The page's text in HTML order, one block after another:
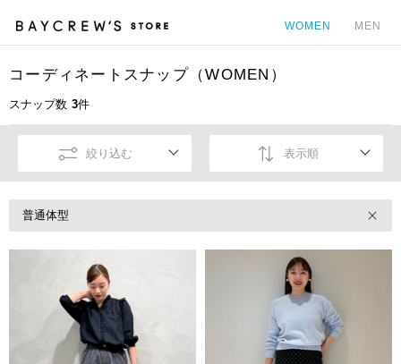
WOMEN MEN
コーディネートスナップ（WOMEN）
スナップ数 3件
絞り込む 表示順
普通体型